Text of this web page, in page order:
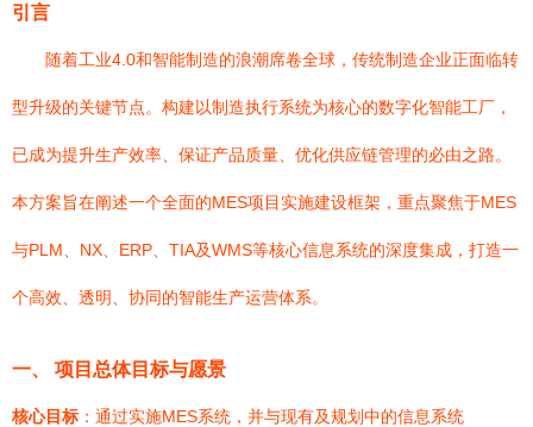
引言
随着工业4.0和智能制造的浪潮席卷全球，传统制造企业正面临转
型升级的关键节点。构建以制造执行系统为核心的数字化智能工厂，
已成为提升生产效率、保证产品质量、优化供应链管理的必由之路。
本方案旨在阐述一个全面的MES项目实施建设框架，重点聚焦于MES
与PLM、NX、ERP、TIA及WMS等核心信息系统的深度集成，打造一
个高效、透明、协同的智能生产运营体系。
一、 项目总体目标与愿景
核心目标 ：通过实施MES系统，并与现有及规划中的信息系统